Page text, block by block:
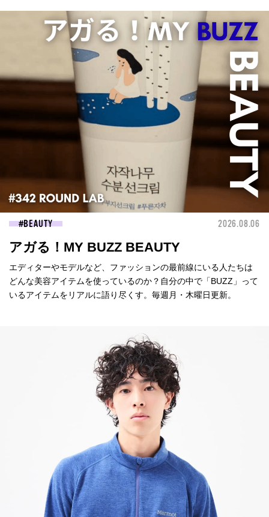
BEAUTY 2026.08.06
アガる！MY BUZZ BEAUTY
エディターやモデルなど、ファッションの最前線にいる人たちは
どんな美容アイテムを使っているのか？自分の中で「BUZZ」って
いるアイテムをリアルに語り尽くす。毎週月・木曜日更新。